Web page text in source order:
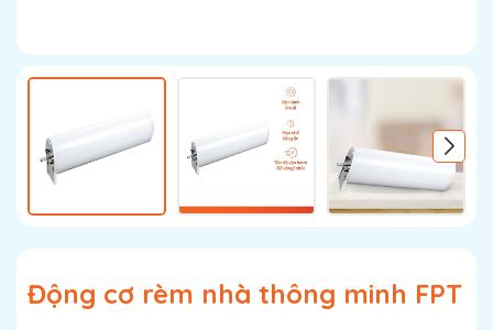
Động cơ rèm nhà thông minh FPT